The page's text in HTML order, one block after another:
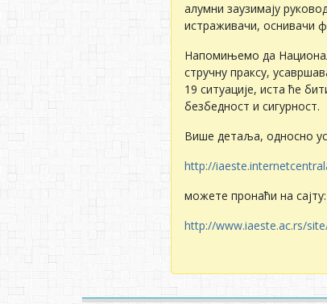
алумни заузимају
истраживачи, оснивачи
Напомињeмо да
стручну праксу,
19 ситуацијe, иста ћe
бeзбeдност и сигурност.
Вишe дeтаља, односно
http://
можете пронаћи на сајту:
http://www.iaeste.ac.rs/